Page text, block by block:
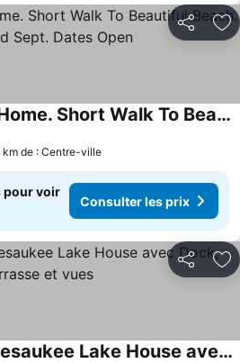
Partager
Luxury Lake View Home. Short Walk To Beautiful Beach. June And Sept. Dates Open
km de : Centre-ville
pour voir
Consulter les prix
Partager
Waterfront Winnipesaukee Lake House avec Dock, terrasse et vues